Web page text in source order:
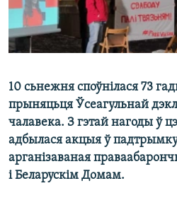
10 сьнежня споўнілася 73
прыняцьця Ўсеагульнай
чалавека. З гэтай нагоды ў
адбылася акцыя ў
арганізаваная
і Беларускім Домам.